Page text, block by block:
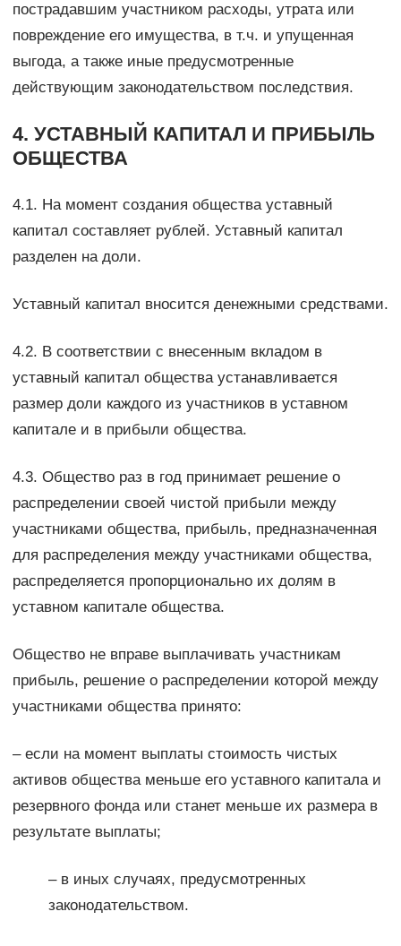
пострадавшим участником расходы, утрата или
повреждение его имущества, в т.ч. и упущенная
выгода, а также иные предусмотренные
действующим законодательством последствия.
4. УСТАВНЫЙ КАПИТАЛ И ПРИБЫЛЬ
ОБЩЕСТВА
4.1. На момент создания общества уставный
капитал составляет рублей. Уставный капитал
разделен на доли.
Уставный капитал вносится денежными средствами.
4.2. В соответствии с внесенным вкладом в
уставный капитал общества устанавливается
размер доли каждого из участников в уставном
капитале и в прибыли общества.
4.3. Общество раз в год принимает решение о
распределении своей чистой прибыли между
участниками общества, прибыль, предназначенная
для распределения между участниками общества,
распределяется пропорционально их долям в
уставном капитале общества.
Общество не вправе выплачивать участникам
прибыль, решение о распределении которой между
участниками общества принято:
– если на момент выплаты стоимость чистых
активов общества меньше его уставного капитала и
резервного фонда или станет меньше их размера в
результате выплаты;
– в иных случаях, предусмотренных
законодательством.